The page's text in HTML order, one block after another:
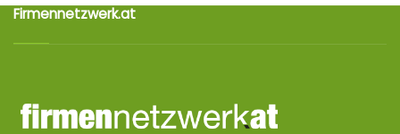
Firmennetzwerk.at